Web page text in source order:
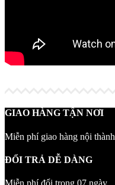
GIAO HÀNG TẬN NƠI
Miễn phí giao hàng nội thành
ĐỔI TRẢ DỄ DÀNG